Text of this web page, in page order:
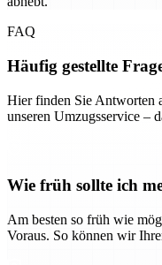
FAQ
Häufig gestellte
Hier finden Sie Antworten
unseren Umzugsservice –
Wie früh sollte ich
Am besten so früh wie
Voraus. So können wir